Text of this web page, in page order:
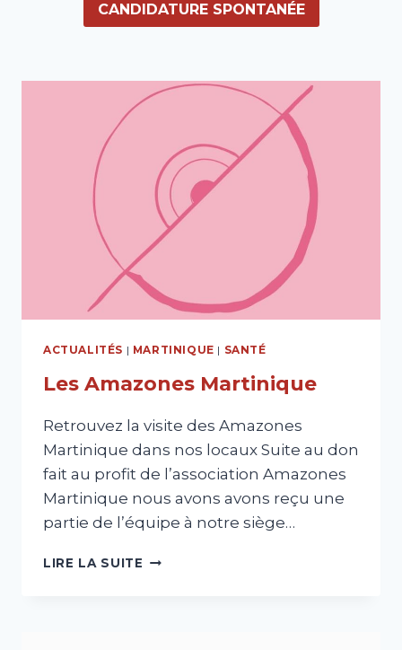
CANDIDATURE SPONTANÉE
ACTUALITÉS | MARTINIQUE | SANTÉ
Les Amazones Martinique
Retrouvez la visite des Amazones
Martinique dans nos locaux Suite au don
fait au profit de l’association Amazones
Martinique nous avons avons reçu une
partie de l’équipe à notre siège…
LIRE LA SUITE LES